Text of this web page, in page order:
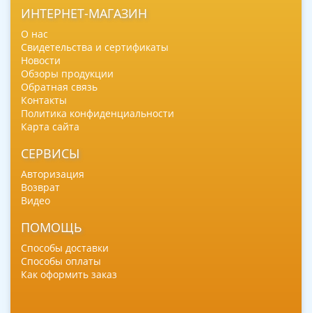
ИНТЕРНЕТ-МАГАЗИН
О нас
Свидетельства и сертификаты
Новости
Обзоры продукции
Обратная связь
Контакты
Политика конфиденциальности
Карта сайта
СЕРВИСЫ
Авторизация
Возврат
Видео
ПОМОЩЬ
Способы доставки
Способы оплаты
Как оформить заказ